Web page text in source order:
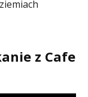
z Cafe